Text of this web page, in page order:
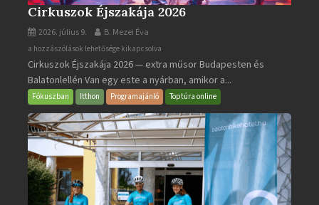
Cirkuszok Éjszakája 2026
2026. július 9. B. Mezei Éva
Cirkuszok
Éjszakája
2026
bejegyzéshez
a hozzászólások lehetősége kikapcsolva
Cirkuszok Éjszakája 2026 — extra műsor Budapesten és
Balatonlellén Van egy este a nyárban, amikor a...
Fókuszban Itthon Programajánló Toptúra online